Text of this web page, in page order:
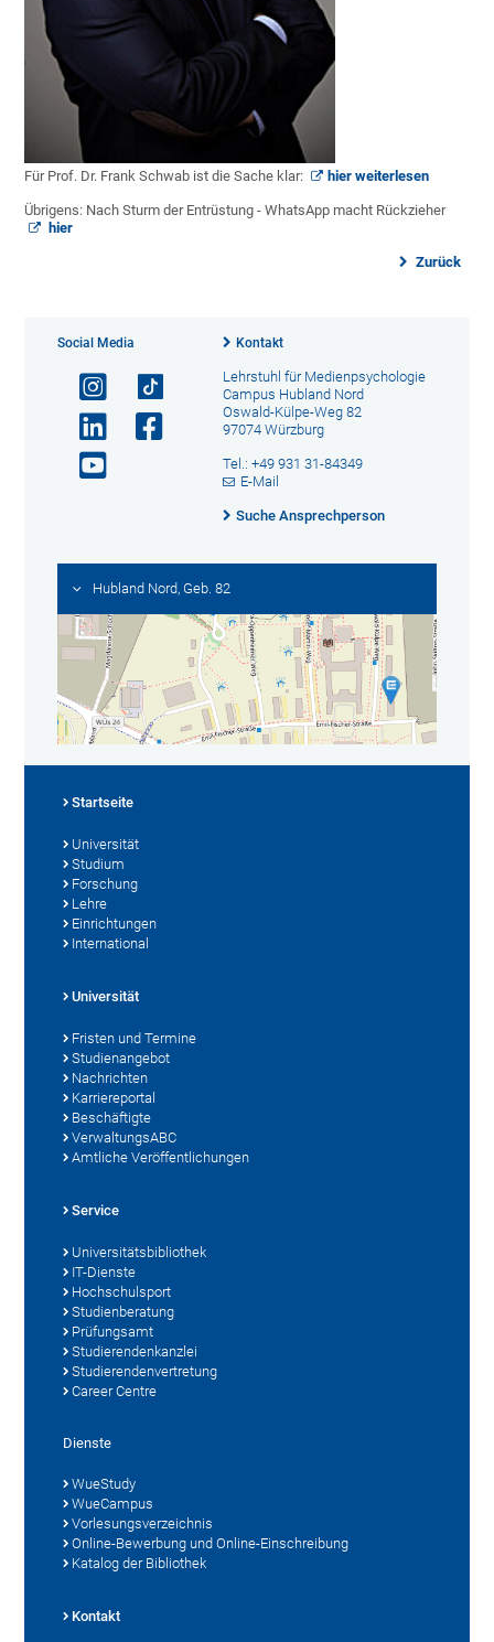
Für Prof. Dr. Frank Schwab ist die Sache klar: hier weiterlesen
Übrigens: Nach Sturm der Entrüstung - WhatsApp macht Rückzieher
hier
Zurück
Social Media Kontakt
Lehrstuhl für Medienpsychologie
Campus Hubland Nord
Oswald-Külpe-Weg 82
97074 Würzburg
Tel.: +49 931 31-84349
E-Mail
Suche Ansprechperson
Hubland Nord, Geb. 82
Startseite
Universität
Studium
Forschung
Lehre
Einrichtungen
International
Universität
Fristen und Termine
Studienangebot
Nachrichten
Karriereportal
Beschäftigte
VerwaltungsABC
Amtliche Veröffentlichungen
Service
Universitätsbibliothek
IT-Dienste
Hochschulsport
Studienberatung
Prüfungsamt
Studierendenkanzlei
Studierendenvertretung
Career Centre
Dienste
WueStudy
WueCampus
Vorlesungsverzeichnis
Online-Bewerbung und Online-Einschreibung
Katalog der Bibliothek
Kontakt